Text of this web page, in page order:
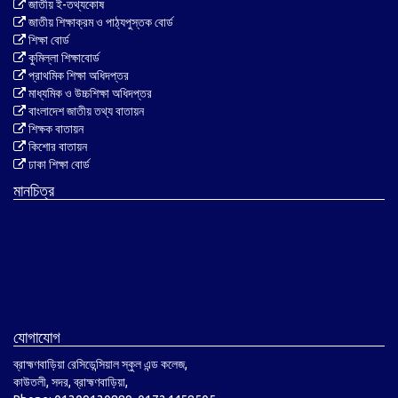
জাতীয় ই-তথ্যকোষ
জাতীয় শিক্ষাক্রম ও পাঠ্যপুস্তক বোর্ড
শিক্ষা বোর্ড
কুমিল্লা শিক্ষাবোর্ড
প্রাথমিক শিক্ষা অধিদপ্তর
মাধ্যমিক ও উচ্চশিক্ষা অধিদপ্তর
বাংলাদেশ জাতীয় তথ্য বাতায়ন
শিক্ষক বাতায়ন
কিশোর বাতায়ন
ঢাকা শিক্ষা বোর্ড
মানচিত্র
যোগাযোগ
ব্রাহ্মণবাড়িয়া রেসিডেন্সিয়াল স্কুল এন্ড কলেজ,
কাউতলী, সদর, ব্রাহ্মণবাড়িয়া,